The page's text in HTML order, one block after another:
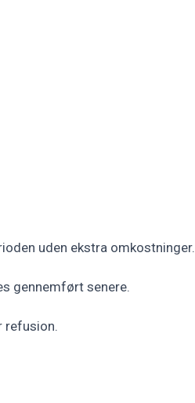
uden ekstra omkostninger.
gennemført senere.
refusion.